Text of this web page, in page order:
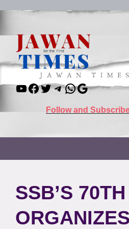
content
YouTube
Facebook
TwitterTelegram
WhatsApp
Google
Follow and
SSB’S